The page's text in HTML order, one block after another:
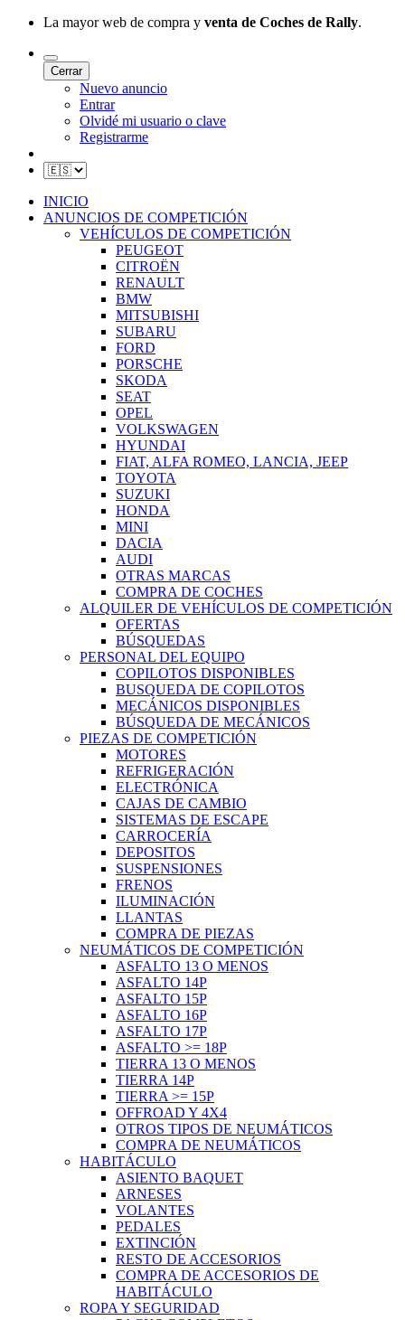
La mayor web de compra y venta de Coches de Rally.
Cerrar
Nuevo anuncio
Entrar
Olvidé mi usuario o clave
Registrarme
INICIO
ANUNCIOS DE COMPETICIÓN
VEHÍCULOS DE COMPETICIÓN
PEUGEOT
CITROËN
RENAULT
BMW
MITSUBISHI
SUBARU
FORD
PORSCHE
SKODA
SEAT
OPEL
VOLKSWAGEN
HYUNDAI
FIAT, ALFA ROMEO, LANCIA, JEEP
TOYOTA
SUZUKI
HONDA
MINI
DACIA
AUDI
OTRAS MARCAS
COMPRA DE COCHES
ALQUILER DE VEHÍCULOS DE COMPETICIÓN
OFERTAS
BÚSQUEDAS
PERSONAL DEL EQUIPO
COPILOTOS DISPONIBLES
BUSQUEDA DE COPILOTOS
MECÁNICOS DISPONIBLES
BÚSQUEDA DE MECÁNICOS
PIEZAS DE COMPETICIÓN
MOTORES
REFRIGERACIÓN
ELECTRÓNICA
CAJAS DE CAMBIO
SISTEMAS DE ESCAPE
CARROCERÍA
DEPOSITOS
SUSPENSIONES
FRENOS
ILUMINACIÓN
LLANTAS
COMPRA DE PIEZAS
NEUMÁTICOS DE COMPETICIÓN
ASFALTO 13 O MENOS
ASFALTO 14P
ASFALTO 15P
ASFALTO 16P
ASFALTO 17P
ASFALTO >= 18P
TIERRA 13 O MENOS
TIERRA 14P
TIERRA >= 15P
OFFROAD Y 4X4
OTROS TIPOS DE NEUMÁTICOS
COMPRA DE NEUMÁTICOS
HABITÁCULO
ASIENTO BAQUET
ARNESES
VOLANTES
PEDALES
EXTINCIÓN
RESTO DE ACCESORIOS
COMPRA DE ACCESORIOS DE
HABITÁCULO
ROPA Y SEGURIDAD